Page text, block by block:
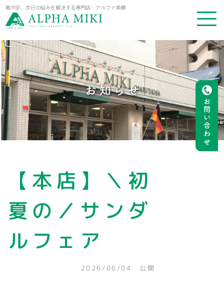
靴や足、歩行の悩みを解決する専門店・アルファ美輝
お問い合わせ
お知らせ
【本店】＼初
夏の／サンダ
ルフェア
2026/06/04 公開